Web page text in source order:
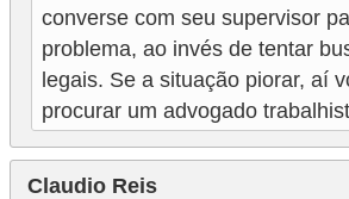
converse com seu supervisor
problema, ao invés de tentar
legais. Se a situação piorar, aí
procurar um advogado
Claudio Reis